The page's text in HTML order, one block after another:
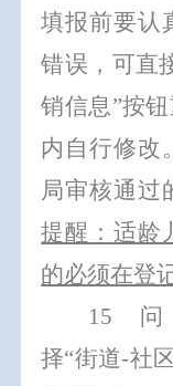
填报前要认
错误，可直
销信息”按
内自行修改
局审核通过
提醒：适龄
的必须在登
15
问
择“街道-社